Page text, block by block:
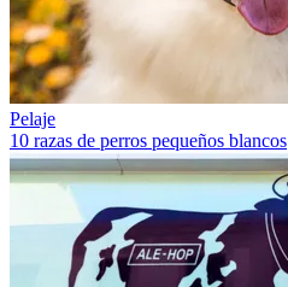
Pelaje
10 razas de perros pequeños blancos